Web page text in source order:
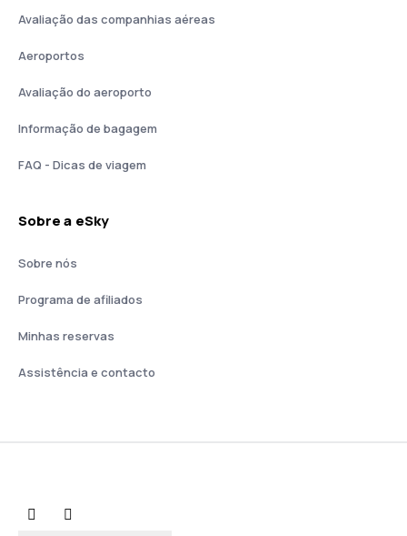
Avaliação das companhias aéreas
Aeroportos
Avaliação do aeroporto
Informação de bagagem
FAQ - Dicas de viagem
Sobre a eSky
Sobre nós
Programa de afiliados
Minhas reservas
Assistência e contacto